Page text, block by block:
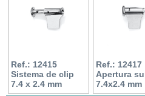
Ref.: 12415
Sistema de clip
7.4 x 2.4 mm
Ref.: 12417
Apertura
7.4x2.4 mm